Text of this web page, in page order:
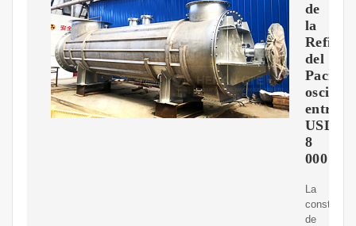
de
la
del
Pacífico
oscila
entre
USD
8
000
La
de